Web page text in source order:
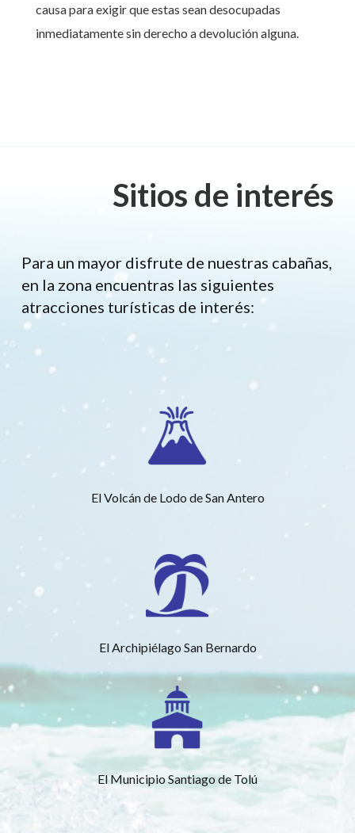
causa para exigir que estas sean desocupadas
inmediatamente sin derecho a devolución alguna.
Sitios de interés
Para un mayor disfrute de nuestras cabañas,
en la zona encuentras las siguientes
atracciones turísticas de interés:
El Volcán de Lodo de San Antero
El Archipiélago San Bernardo
El Municipio Santiago de Tolú